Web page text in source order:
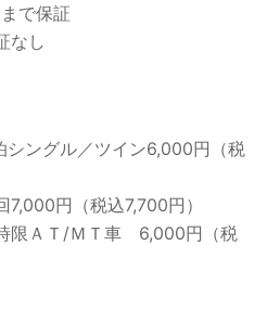
で保証
し
シングル／ツイン6,000円（税
円（税込7,700円）
限ＡＴ/ＭＴ車 6,000円（税